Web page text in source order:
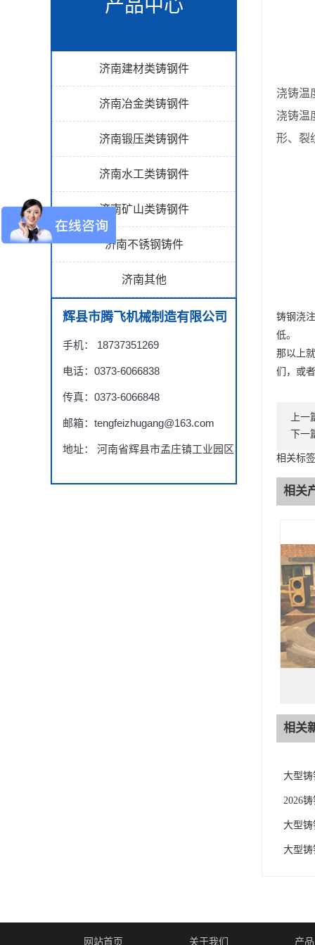
产品中心
济南建材类铸钢件
济南冶金类铸钢件
济南锻压类铸钢件
济南水工类铸钢件
济南矿山类铸钢件
济南不锈钢铸件
济南其他
辉县市腾飞机械制造有限公司
手机： 18737351269
电话：0373-6066838
传真：0373-6066848
邮箱：tengfeizhugang@163.com
地址： 河南省辉县市孟庄镇工业园区
浇铸温
浇铸温
形、裂
铸钢浇
低。
那以上
们，或
上一
下一
相关标
相关
相关
大型
2026
大型
大型
网站首页 关于我们 产